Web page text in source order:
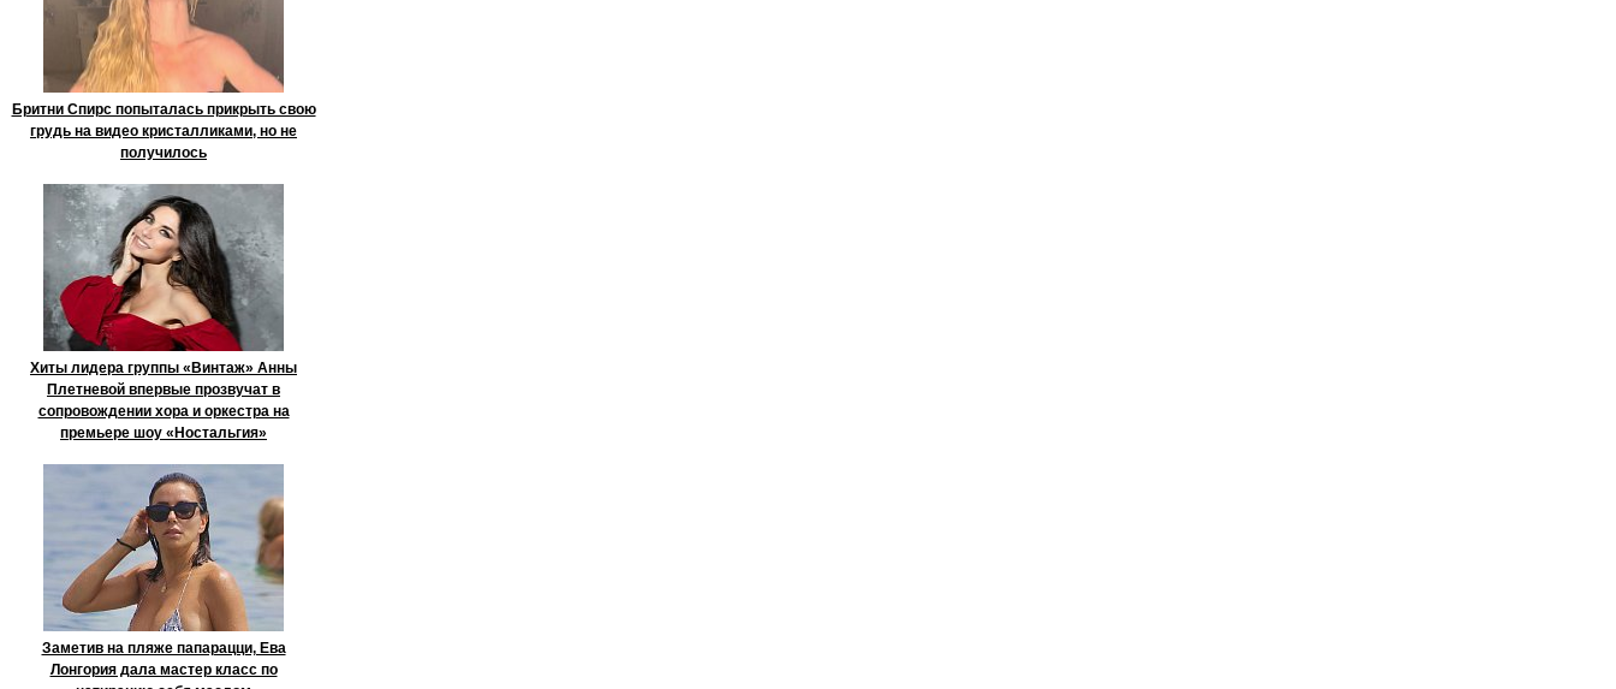
Бритни Спирс попыталась прикрыть свою
грудь на видео кристалликами, но не
получилось
Хиты лидера группы «Винтаж» Анны
Плетневой впервые прозвучат в
сопровождении хора и оркестра на
премьере шоу «Ностальгия»
Заметив на пляже папарацци, Ева
Лонгория дала мастер класс по